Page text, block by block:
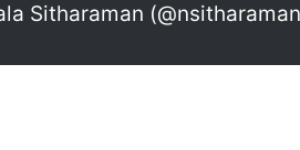
Sitharaman